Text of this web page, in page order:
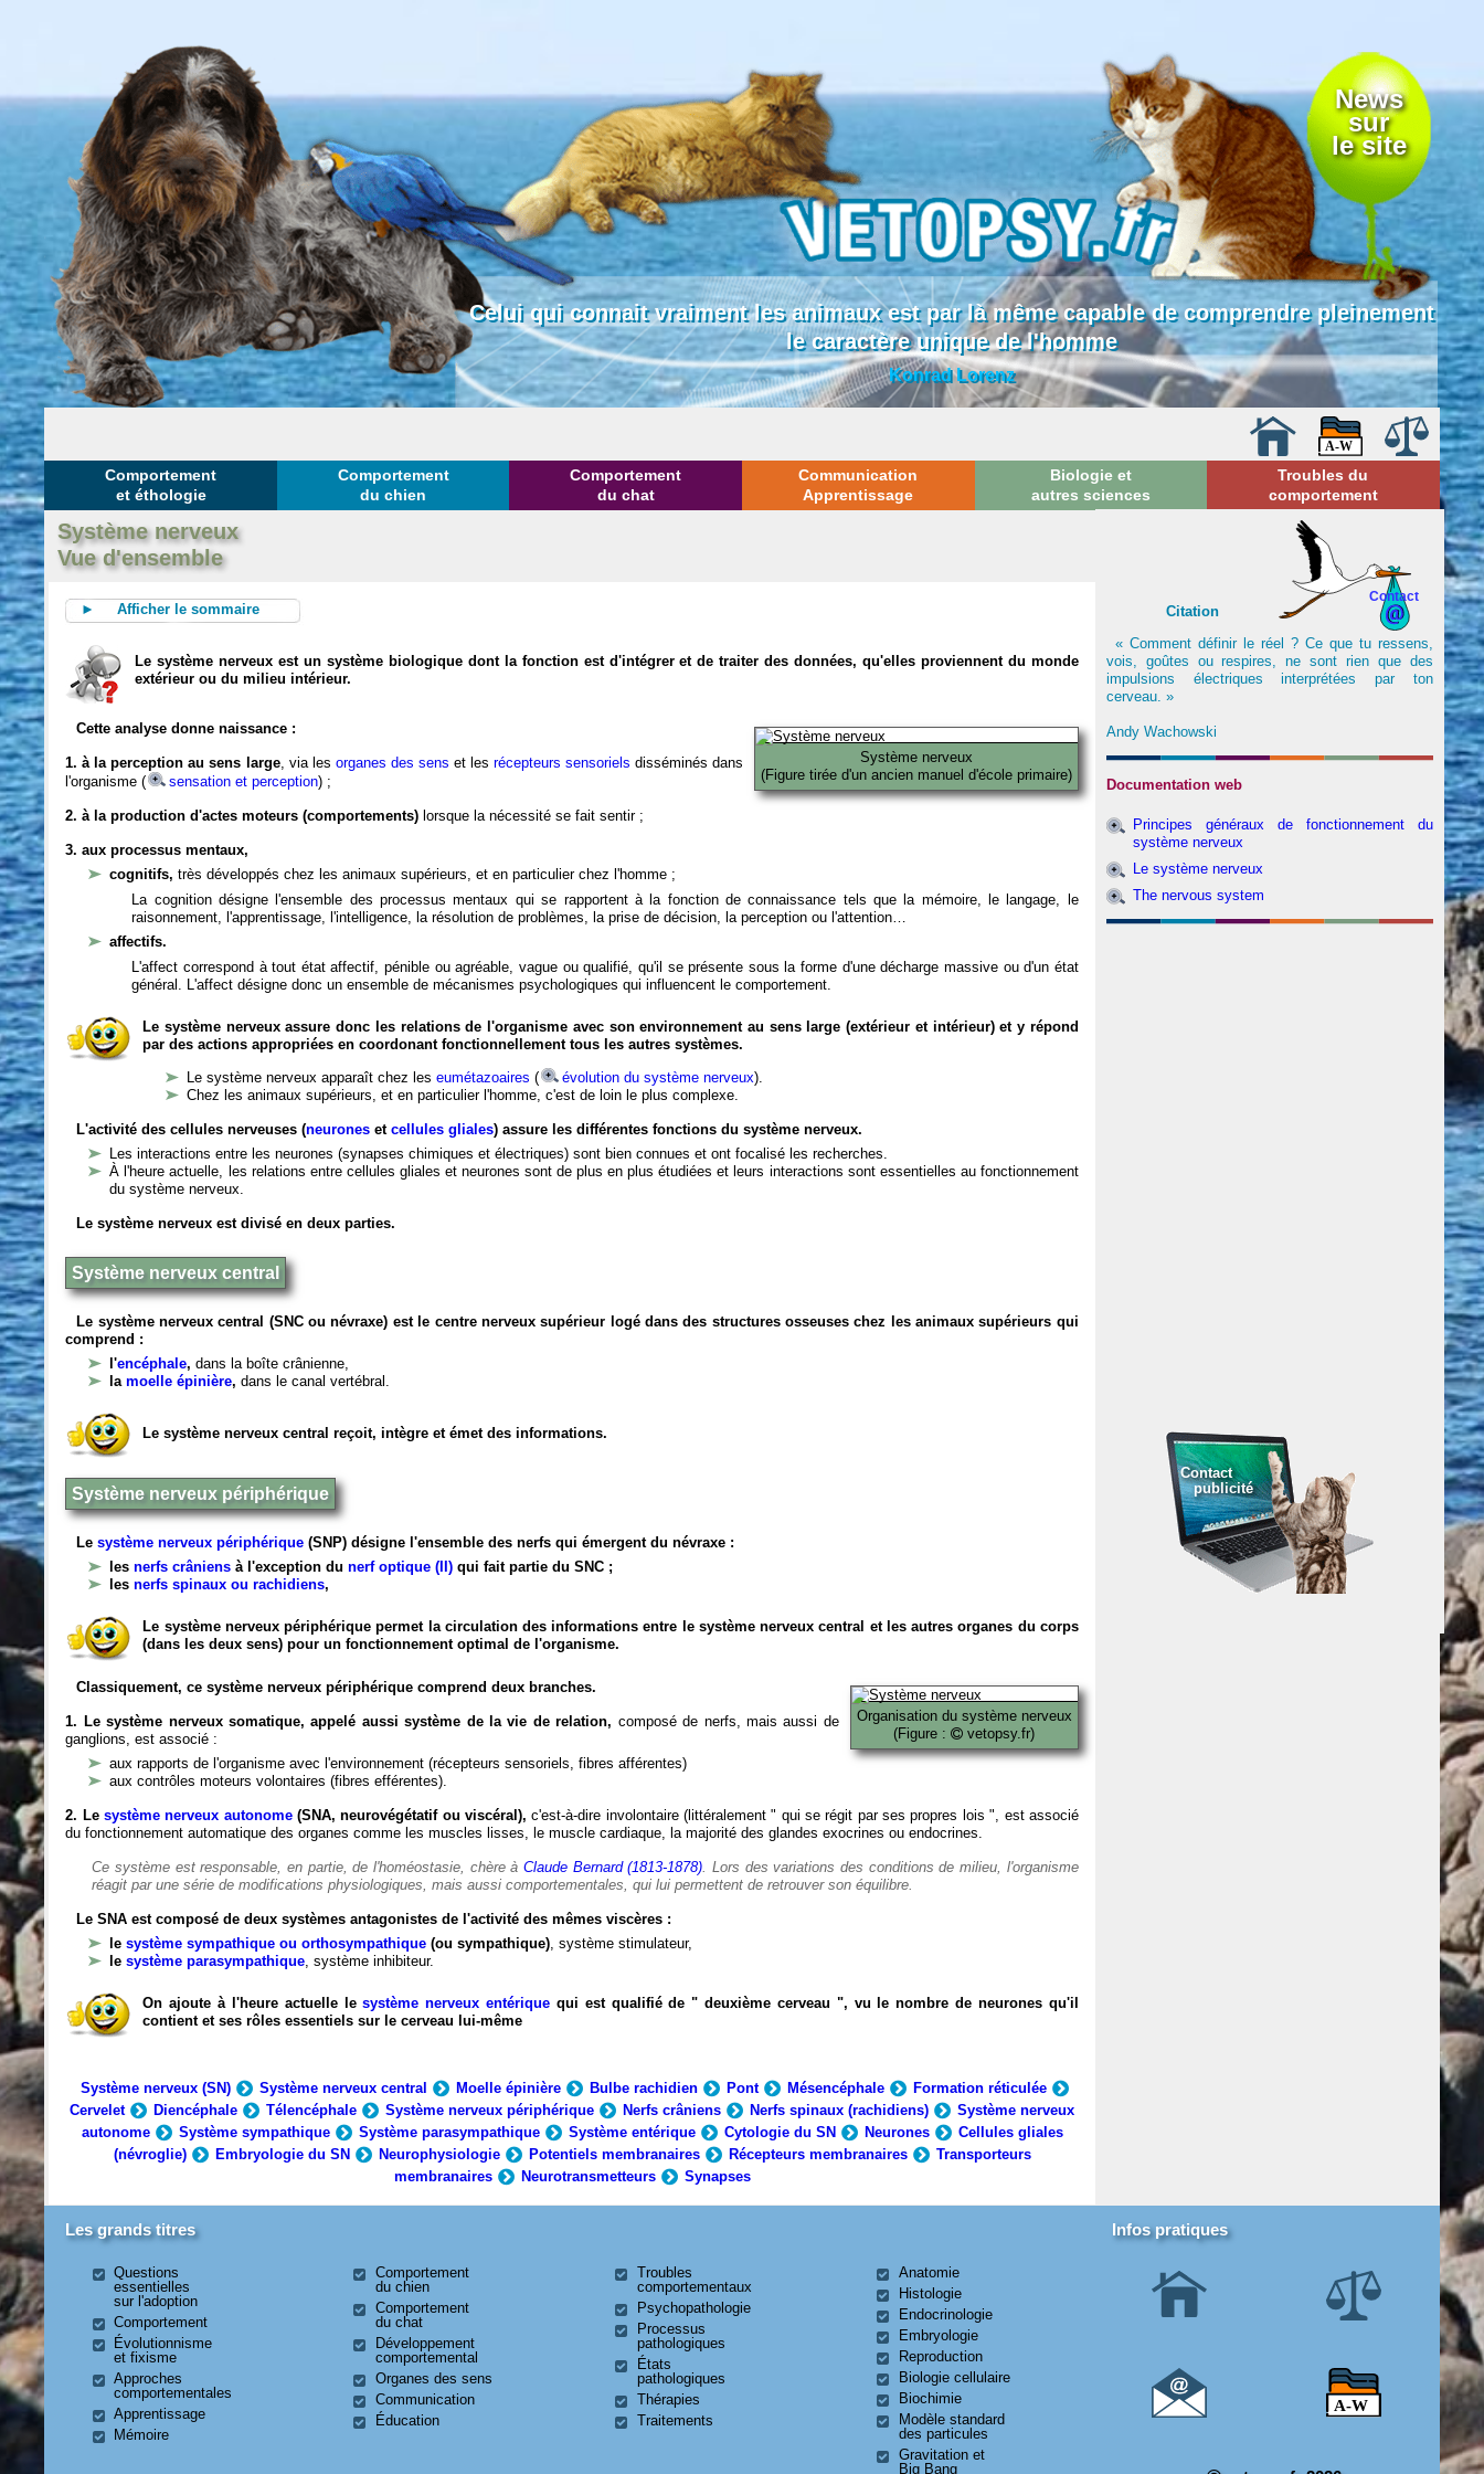
News
sur
le site
Celui qui connait vraiment les animaux est par là même capable de comprendre pleinement
le caractère unique de l'homme
Konrad Lorenz
Comportement
et éthologie
Comportement
du chien
Comportement
du chat
Communication
Apprentissage
Biologie et
autres sciences
Troubles du
comportement
Système nerveux
Vue d'ensemble
► Afficher le sommaire
Le système nerveux est un système biologique dont la fonction est d'intégrer et de traiter des données, qu'elles proviennent du monde
extérieur ou du milieu intérieur.
Système nerveux
(Figure tirée d'un ancien manuel d'école primaire)
Cette analyse donne naissance :
1. à la perception au sens large, via les organes des sens et les récepteurs sensoriels disséminés dans
l'organisme (
sensation et perception) ;
2. à la production d'actes moteurs (comportements) lorsque la nécessité se fait sentir ;
3. aux processus mentaux,
cognitifs,très développés chez les animaux supérieurs, et en particulier chez l'homme ;
La cognition désigne l'ensemble des processus mentaux qui se rapportent à la fonction de connaissance tels que la mémoire, le langage, le
raisonnement, l'apprentissage, l'intelligence, la résolution de problèmes, la prise de décision, la perception ou l'attention…
affectifs.
L'affect correspond à tout état affectif, pénible ou agréable, vague ou qualifié, qu'il se présente sous la forme d'une décharge massive ou d'un état
général. L'affect désigne donc un ensemble de mécanismes psychologiques qui influencent le comportement.
Le système nerveux assure donc les relations de l'organisme avec son environnement au sens large (extérieur et intérieur) et y répond
par des actions appropriées en coordonant fonctionnellement tous les autres systèmes.
Le système nerveux apparaît chez leseumétazoaires ( évolution du système nerveux).
Chez les animaux supérieurs, et en particulier l'homme, c'est de loin le plus complexe.
L'activité des cellules nerveuses (neurones etcellules gliales) assure les différentes fonctions du système nerveux.
Les interactions entre les neurones (synapses chimiques et électriques) sont bien connues et ont focalisé les recherches.
À l'heure actuelle, les relations entre cellules gliales et neurones sont de plus en plus étudiées et leurs interactions sont essentielles au fonctionnement
du système nerveux.
Le système nerveux est divisé en deux parties.
Système nerveux central
Le système nerveux central (SNC ou névraxe) est le centre nerveux supérieur logé dans des structures osseuses chez les animaux supérieurs qui
comprend :
l'encéphale,dans la boîte crânienne,
lamoelle épinière,dans le canal vertébral.
Le système nerveux central reçoit, intègre et émet des informations.
Système nerveux périphérique
Lesystème nerveux périphérique (SNP) désigne l'ensemble des nerfs qui émergent du névraxe :
lesnerfs crâniens à l'exception du nerf optique (II) qui fait partie du SNC ;
lesnerfs spinaux ou rachidiens,
Le système nerveux périphérique permet la circulation des informations entre le système nerveux central et les autres organes du corps
(dans les deux sens) pour un fonctionnement optimal de l'organisme.
Organisation du système nerveux
(Figure :
vetopsy.fr)
Classiquement, ce système nerveux périphérique comprend deux branches.
1. Le système nerveux somatique, appelé aussi système de la vie de relation, composé de nerfs, mais aussi de
ganglions, est associé :
aux rapports de l'organisme avec l'environnement (récepteurs sensoriels, fibres afférentes)
aux contrôles moteurs volontaires (fibres efférentes).
2. Le système nerveux autonome(SNA, neurovégétatif ou viscéral), c'est-à-dire involontaire (littéralement " qui se régit par ses propres lois ", est associé
du fonctionnement automatique des organes comme les muscles lisses, le muscle cardiaque, la majorité des glandes exocrines ou endocrines.
Ce système est responsable, en partie, de l'homéostasie, chère àClaude Bernard (1813-1878). Lors des variations des conditions de milieu, l'organisme
réagit par une série de modifications physiologiques, mais aussi comportementales, qui lui permettent de retrouver son équilibre.
Le SNA est composé de deux systèmes antagonistes de l'activité des mêmes viscères :
lesystème sympathique ou orthosympathique (ou sympathique), système stimulateur,
lesystème parasympathique, système inhibiteur.
On ajoute à l'heure actuelle lesystème nerveux entérique qui est qualifié de " deuxième cerveau ", vu le nombre de neurones qu'il
contient et ses rôles essentiels sur le cerveau lui-même
Système nerveux (SN) Système nerveux central Moelle épinière Bulbe rachidien Pont Mésencéphale
Formation réticulée
Cervelet
Diencéphale Télencéphale Système nerveux périphérique Nerfs crâniens Nerfs spinaux (rachidiens)
Système nerveux
autonome
Système sympathique Système parasympathique Système entérique Cytologie du SN Neurones
Cellules gliales
(névroglie)
Embryologie du SN Neurophysiologie Potentiels membranaires Récepteurs membranaires
Transporteurs
membranaires
Neurotransmetteurs Synapses
Contact
Citation
« Comment définir le réel ? Ce que tu ressens,
vois, goûtes ou respires, ne sont rien que des
impulsions électriques interprétées par ton
cerveau. »
Andy Wachowski
Documentation web
Principes généraux de fonctionnement du
système nerveux
Le système nerveux
The nervous system
Contact
publicité
Les grands titres
Questions
essentielles
sur l'adoption
Comportement
Évolutionnisme
et fixisme
Approches
comportementales
Apprentissage
Mémoire
Comportement
du chien
Comportement
du chat
Développement
comportemental
Organes des sens
Communication
Éducation
Troubles
comportementaux
Psychopathologie
Processus
pathologiques
États
pathologiques
Thérapies
Traitements
Anatomie
Histologie
Endocrinologie
Embryologie
Reproduction
Biologie cellulaire
Biochimie
Modèle standard
des particules
Gravitation et
Big Bang
Infos pratiques